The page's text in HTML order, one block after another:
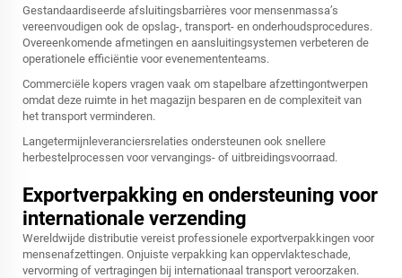
Gestandaardiseerde afsluitingsbarrières voor mensenmassa’s
vereenvoudigen ook de opslag-, transport- en onderhoudsprocedures.
Overeenkomende afmetingen en aansluitingsystemen verbeteren de
operationele efficiëntie voor evenemententeams.
Commerciële kopers vragen vaak om stapelbare afzettingontwerpen
omdat deze ruimte in het magazijn besparen en de complexiteit van
het transport verminderen.
Langetermijnleveranciersrelaties ondersteunen ook snellere
herbestelprocessen voor vervangings- of uitbreidingsvoorraad.
Exportverpakking en ondersteuning voor
internationale verzending
Wereldwijde distributie vereist professionele exportverpakkingen voor
mensenafzettingen. Onjuiste verpakking kan oppervlakteschade,
vervorming of vertragingen bij internationaal transport veroorzaken.